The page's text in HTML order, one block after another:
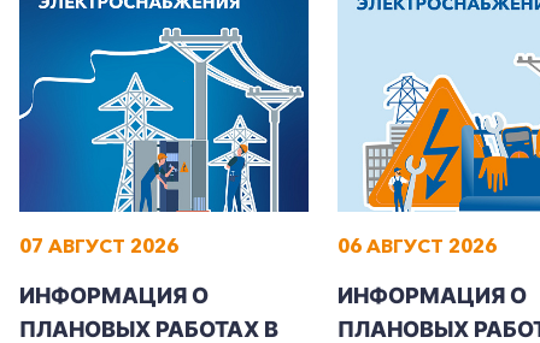
Заказать обратный звонок
07 АВГУСТ 2026
ИНФОРМАЦИЯ О
ПЛАНОВЫХ РАБОТАХ В
06 АВГУСТ 2026
ИНФОРМАЦИЯ О
ПЛАНОВЫХ